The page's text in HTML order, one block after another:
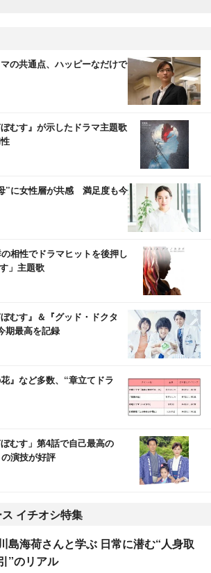
の共通点、ハッピーなだけで
むす』が示したドラマ主題歌
”に女性層が共感 満足度も今
相性でドラマヒットを後押し
」主題歌
むす』＆『グッド・ドクタ
期最高を記録
』など多数、“章立てドラ
むす」第4話で自己最高の
演技が好評
イチオシ特集
島海荷さんと学ぶ 日常に潜む“人身取
”のリアル